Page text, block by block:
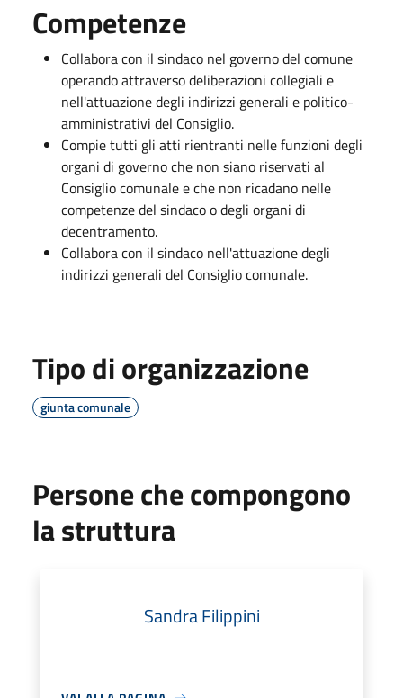
Competenze
Collabora con il sindaco nel governo del comune
operando attraverso deliberazioni collegiali e
nell'attuazione degli indirizzi generali e politico-
amministrativi del Consiglio.
Compie tutti gli atti rientranti nelle funzioni degli
organi di governo che non siano riservati al
Consiglio comunale e che non ricadano nelle
competenze del sindaco o degli organi di
decentramento.
Collabora con il sindaco nell'attuazione degli
indirizzi generali del Consiglio comunale.
Tipo di organizzazione
giunta comunale
Persone che compongono
la struttura
Sandra Filippini